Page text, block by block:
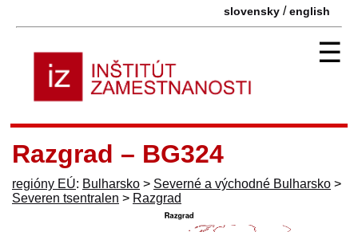
slovensky /english
☰
Razgrad – BG324
regióny EÚ: Bulharsko > Severné a východné Bulharsko >
Severen tsentralen > Razgrad